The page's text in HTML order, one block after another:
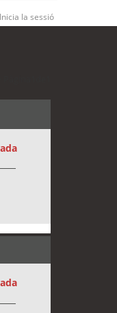
Inicia la sessió